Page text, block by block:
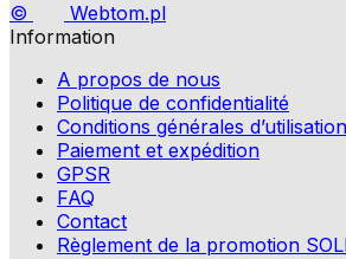
©
Webtom.pl
Information
A propos de nous
Politique de confidentialité
Conditions générales d’utilisation
Paiement et expédition
GPSR
FAQ
Contact
Règlement de la promotion